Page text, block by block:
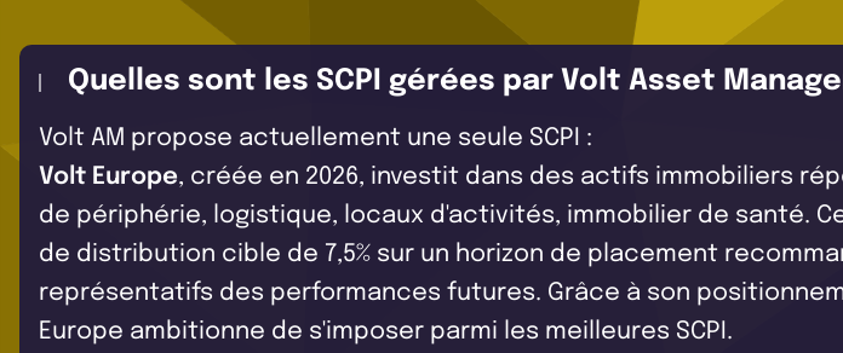
Quelles sont les SCPI gérées par Volt Asset
Volt AM propose actuellement une seule SCPI :
Volt Europe, créée en 2026, investit dans des actifs immobiliers
de périphérie, logistique, locaux d'activités, immobilier de santé.
de distribution cible de 7,5% sur un horizon de placement
représentatifs des performances futures. Grâce à son
Europe ambitionne de s'imposer parmi les meilleures SCPI.